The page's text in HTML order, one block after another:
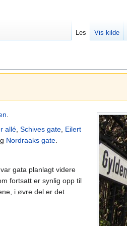
allé Schives gate Eilert
Nordraaks gate
gata planlagt videre
fortsatt er synlig opp til
i øvre del er det
Les Vis kilde